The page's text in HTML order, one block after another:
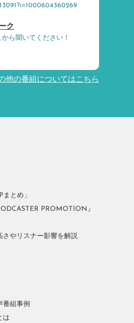
ク
ら聞いてください！
他の番組についてはこちら
とめ」
PROMOTION』
さやリスナー影響を解説
組事例
は